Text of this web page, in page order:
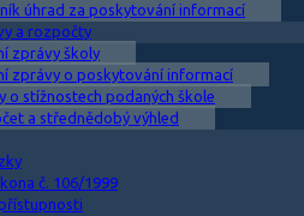
úhrad za poskytování informací
a rozpočty
zprávy školy
zprávy o poskytování informací
o stížnostech podaných škole
a střednědobý výhled
č. 106/1999